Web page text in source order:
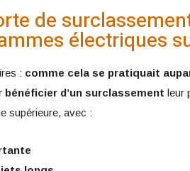
de
électriques
: comme cela se pratiquait
d’un surclassement leur
supérieure, avec :